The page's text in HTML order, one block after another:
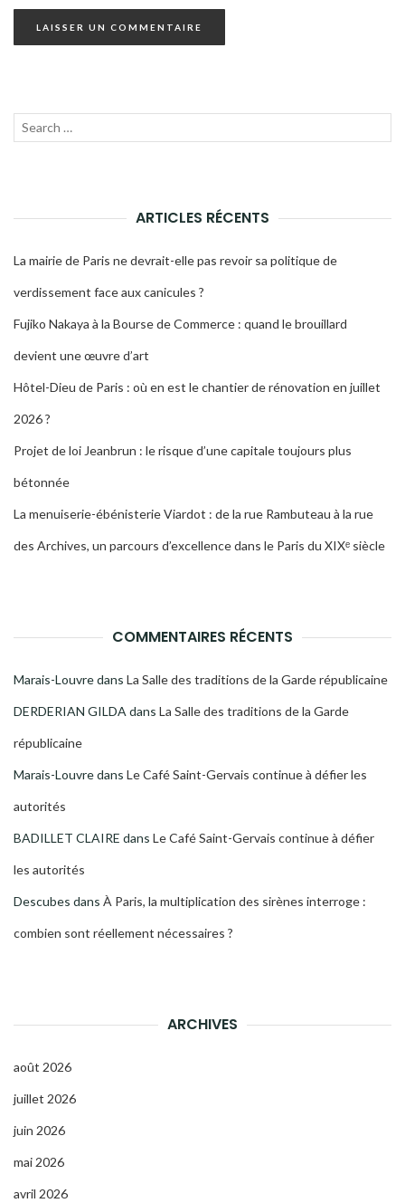
Recherche
ARTICLES RÉCENTS
La mairie de Paris ne devrait-elle pas revoir sa politique de
verdissement face aux canicules ?
Fujiko Nakaya à la Bourse de Commerce : quand le brouillard
devient une œuvre d’art
Hôtel-Dieu de Paris : où en est le chantier de rénovation en juillet
2026 ?
Projet de loi Jeanbrun : le risque d’une capitale toujours plus
bétonnée
La menuiserie-ébénisterie Viardot : de la rue Rambuteau à la rue
des Archives, un parcours d’excellence dans le Paris du XIXᵉ siècle
COMMENTAIRES RÉCENTS
Marais-Louvredans La Salle des traditions de la Garde républicaine
DERDERIAN GILDA dans La Salle des traditions de la Garde
républicaine
Marais-Louvredans Le Café Saint-Gervais continue à défier les
autorités
BADILLET CLAIRE dans Le Café Saint-Gervais continue à défier
les autorités
Descubes dans À Paris, la multiplication des sirènes interroge :
combien sont réellement nécessaires ?
ARCHIVES
août 2026
juillet 2026
juin 2026
mai 2026
avril 2026